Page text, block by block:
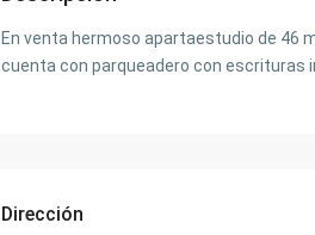
En venta hermoso apartaestudio de 46
cuenta con parqueadero con escrituras
Dirección